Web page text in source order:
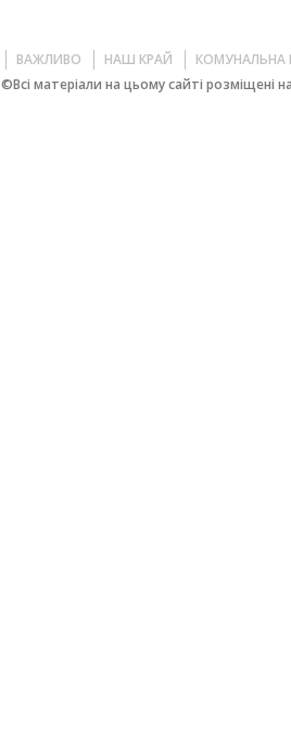
ВАЖЛИВО НАШ КРАЙ
КОМУНАЛЬНА
©Всі матеріали на цьому сайті розміщені